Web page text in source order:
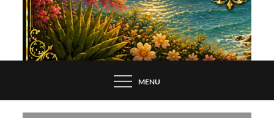
MENU